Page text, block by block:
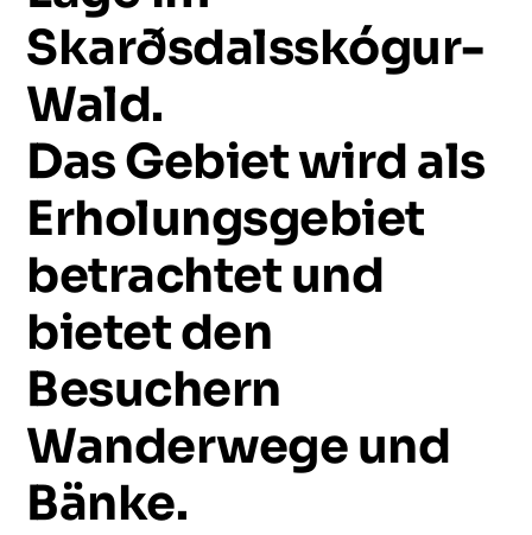
Skarðsdalsskógur-
Wald.
DasGebietwirdals
Erholungsgebiet
betrachtetund
bietetden
Besuchern
Wanderwegeund
Bänke.